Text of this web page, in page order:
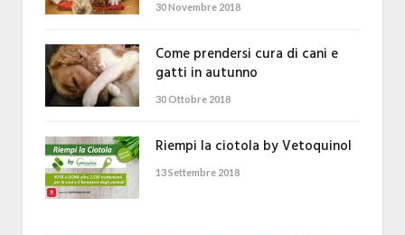
30 Novembre 2018
Come prendersi cura di cani e
gatti in autunno
30 Ottobre 2018
Riempi la ciotola by Vetoquinol
13 Settembre 2018